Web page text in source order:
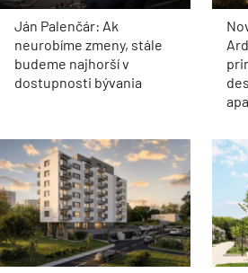
Ján Palenčár: Ak
neurobíme zmeny, stále
budeme najhorší v
dostupnosti bývania